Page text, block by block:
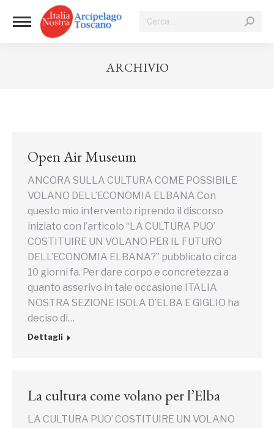
Cerca:
ARCHIVIO
Open Air Museum
ANCORA SULLA CULTURA COME POSSIBILE
VOLANO DELL’ECONOMIA ELBANA Con
questo mio intervento riprendo il discorso
iniziato con l’articolo “LA CULTURA PUO’
COSTITUIRE UN VOLANO PER IL FUTURO
DELL’ECONOMIA ELBANA?” pubblicato circa
10 giorni fa. Per dare corpo e concretezza a
quanto asserivo in tale occasione ITALIA
NOSTRA SEZIONE ISOLA D’ELBA E GIGLIO ha
deciso di…
Dettagli
La cultura come volano per l’Elba
LA CULTURA PUO’ COSTITUIRE UN VOLANO